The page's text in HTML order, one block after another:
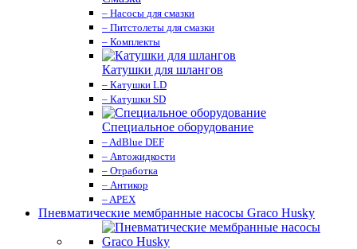
– Насосы для смазки
– Питстолеты для смазки
– Комплекты
Катушки для шлангов
– Катушки LD
– Катушки SD
Специальное оборудование
– AdBlue DEF
– Автожидкости
– Отработка
– Антикор
– APEX
Пневматические мембранные насосы Graco Husky